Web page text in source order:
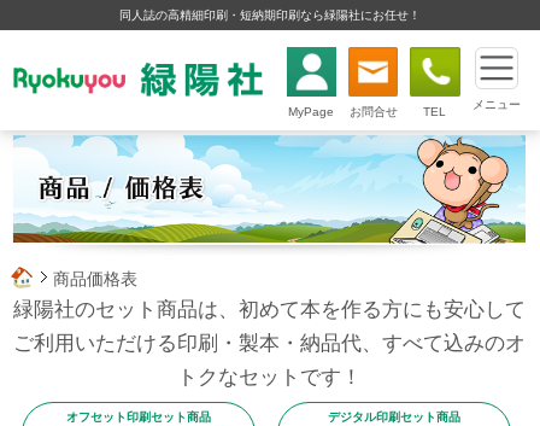
同人誌の高精細印刷・短納期印刷なら緑陽社にお任せ！
MyPage お問合せ TEL メニュー
商品価格表
緑陽社のセット商品は、初めて本を作る方にも安心して
ご利用いただける印刷・製本・納品代、すべて込みのオ
トクなセットです！
オフセット印刷セット商品 デジタル印刷セット商品